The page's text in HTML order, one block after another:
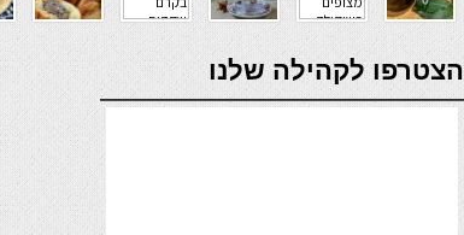
verde casino
הצטרפו לקהילה שלנו